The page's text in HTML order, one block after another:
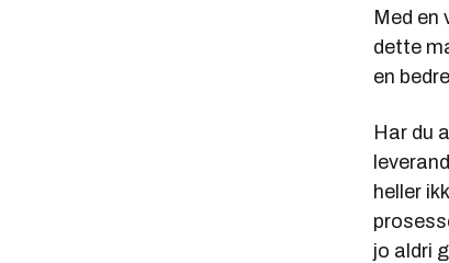
Med en
dette
en
Har du
heller
jo aldri